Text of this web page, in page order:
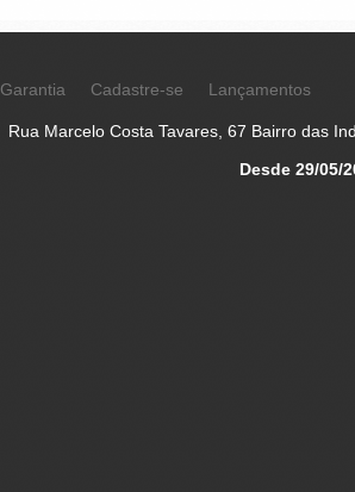
Garantia Cadastre-se Lançamentos
Rua Marcelo Costa Tavares, 67 Bairro das
Desde 29/05/